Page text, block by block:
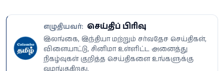
எழுதியவர்: செய்திப் பிரிவு
இலங்கை, இந்தியா மற்றும் சர்வதேச செய்திகள்,
விளையாட்டு, சினிமா உள்ளிட்ட அனைத்து
நிகழ்வுகள் குறித்த செய்திகளை உங்களுக்கு
வழங்குகிறது.